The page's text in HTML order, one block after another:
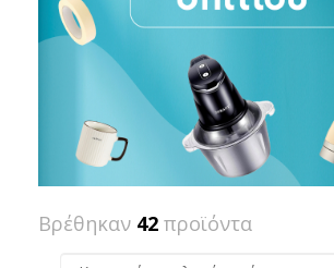
Βρέθηκαν 42 προϊόντα